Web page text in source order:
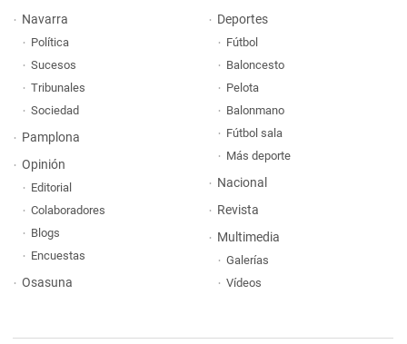
Navarra
Política
Sucesos
Tribunales
Sociedad
Pamplona
Opinión
Editorial
Colaboradores
Blogs
Encuestas
Osasuna
Deportes
Fútbol
Baloncesto
Pelota
Balonmano
Fútbol sala
Más deporte
Nacional
Revista
Multimedia
Galerías
Vídeos